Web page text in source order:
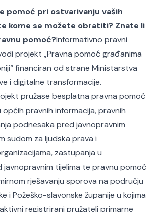
pomoć pri ostvarivanju vaših
kome se možete obratiti? Znate li
pomoć?Informativno pravni
projekt „Pravna pomoć građanima
financiran od strane Ministarstva
i digitalne transformacije.
pružase besplatna pravna pomoć
pravnih informacija, pravnih
podnesaka pred javnopravnim
sudom za ljudska prava i
zastupanja u
tijelima te pravnu pomoć
rješavanju sporova na području
i Požeško-slavonske županije u kojima
registrirani pružatelj primarne